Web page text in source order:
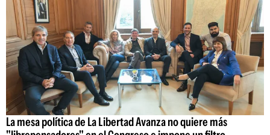
La mesa política de La Libertad Avanza no quiere más